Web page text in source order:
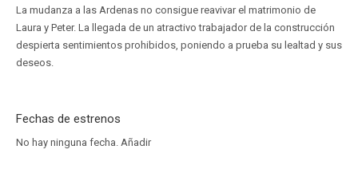
La mudanza a las Ardenas no consigue reavivar el matrimonio de
Laura y Peter. La llegada de un atractivo trabajador de la construcción
despierta sentimientos prohibidos, poniendo a prueba su lealtad y sus
deseos.
Fechas de estrenos
No hay ninguna fecha. Añadir